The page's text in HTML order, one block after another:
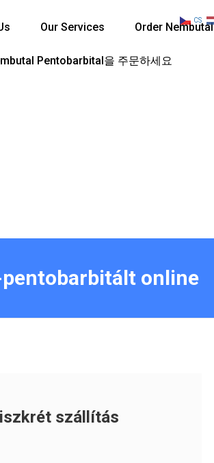
Our Services Order Nembutal
Pentobarbital을 주문하세요
online
szállítás
CS